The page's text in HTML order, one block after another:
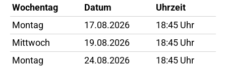
Wochentag Datum
Uhrzeit
Montag
17.08.2026
18:45 Uhr
Mittwoch
19.08.2026
18:45 Uhr
Montag
24.08.2026
18:45 Uhr